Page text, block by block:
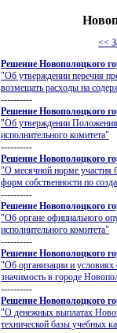
<<
Решение Новополоцкого
"Об утверждении перечня
возмещать расходы на
----------
Решение Новополоцкого
"Об утверждении Положения
исполнительного комитета"
----------
Решение Новополоцкого
"О месячной норме участия
форм собственности по
----------
Решение Новополоцкого
"Об органе официального
исполнительного комитета"
----------
Решение Новополоцкого
"Об организации и
значимость в городе
----------
Решение Новополоцкого
"О денежных выплатах
технической базы учебных